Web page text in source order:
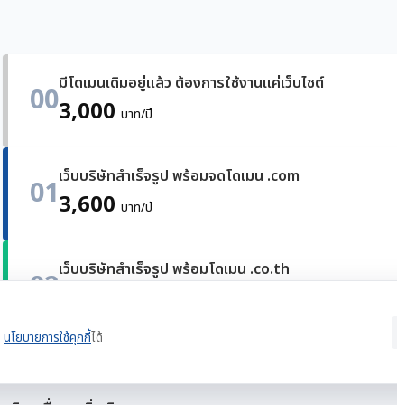
00มีโดเมนเดิมอยู่แล้ว ต้องการใช้งานแค่เว็บไซต์
3,000 บาท/ปี
01เว็บบริษัทสำเร็จรูป พร้อมจดโดเมน .com
3,600 บาท/ปี
02เว็บบริษัทสำเร็จรูป พร้อมโดเมน .co.th
นโยบายการใช้คุกกี้ได้